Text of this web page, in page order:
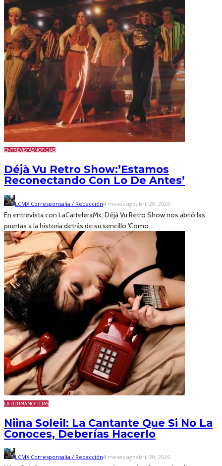
ENTREVISTASNOTICIAS
Déjà Vu Retro Show:’Estamos
Reconectando Con Lo De Antes’
LCMX Corresponsalía / Redacción4 meses agoabril 28, 2026
En entrevista con LaCarteleraMx, Déjà Vu Retro Show nos abrió las
puertas a la historia detrás de su sencillo 'Como...
LA ÚLTIMANOTICIAS
Niina Soleil: La Cantante Que Si No La
Conoces, Deberías Hacerlo
LCMX Corresponsalía / Redacción4 meses agoabril 20, 2026